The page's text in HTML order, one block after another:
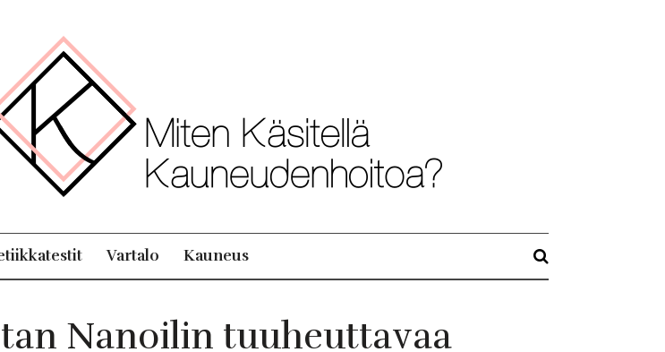
Vartalo Kauneus
Nanoilin tuuheuttavaa